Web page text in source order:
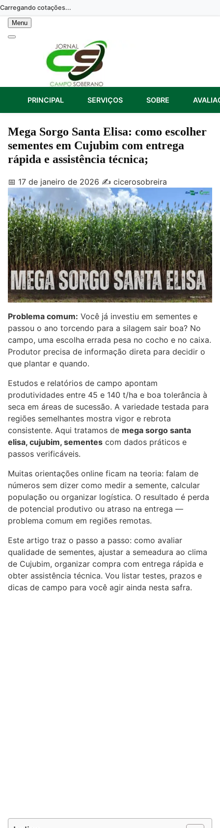
Skip
to
content
Carregando cotações...
Menu
PRINCIPAL SERVIÇOS SOBRE
Mega Sorgo Santa Elisa: como escolher
sementes em Cujubim com entrega
rápida e assistência técnica;
📅 17 de janeiro de 2026 ✍️ cicerosobreira
Problema comum: Você já investiu em sementes e
passou o ano torcendo para a silagem sair boa? No
campo, uma escolha errada pesa no cocho e no caixa.
Produtor precisa de informação direta para decidir o
que plantar e quando.
Estudos e relatórios de campo apontam
produtividades entre 45 e 140 t/ha e boa tolerância à
seca em áreas de sucessão. A variedade testada para
regiões semelhantes mostra vigor e rebrota
consistente. Aqui tratamos de mega sorgo santa
elisa, cujubim, sementes com dados práticos e
passos verificáveis.
Muitas orientações online ficam na teoria: falam de
números sem dizer como medir a semente, calcular
população ou organizar logística. O resultado é perda
de potencial produtivo ou atraso na entrega —
problema comum em regiões remotas.
Este artigo traz o passo a passo: como avaliar
qualidade de sementes, ajustar a semeadura ao clima
de Cujubim, organizar compra com entrega rápida e
obter assistência técnica. Vou listar testes, prazos e
dicas de campo para você agir ainda nesta safra.